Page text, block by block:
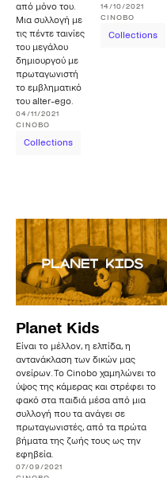
από μόνο του.
Μια συλλογή με
τις πέντε ταινίες
του μεγάλου
δημιουργού με
πρωταγωνιστή
το εμβληματικό
του alter-ego.
04/11/2021
CINOBO
Collections
14/10/2021
CINOBO
Collections
Planet Kids
Είναι το μέλλον, η ελπίδα, η
αντανάκλαση των δικών μας
ονείρων. Το Cinobo χαμηλώνει το
ύψος της κάμερας και στρέφει το
φακό στα παιδιά μέσα από μια
συλλογή που τα ανάγει σε
πρωταγωνιστές, από τα πρώτα
βήματα της ζωής τους ως την
εφηβεία.
07/09/2021